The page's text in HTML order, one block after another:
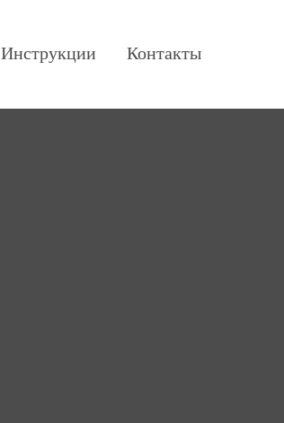
Инструкции Контакты